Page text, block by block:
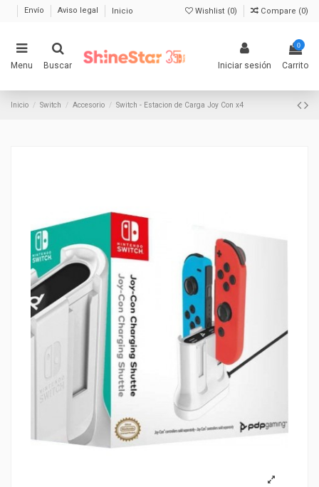
Envío Aviso legal Inicio Wishlist (0) Compare (0)
Menu Buscar Iniciar sesión
0
Carrito
Inicio Switch Accesorio Switch - Estacion de Carga Joy Con x4